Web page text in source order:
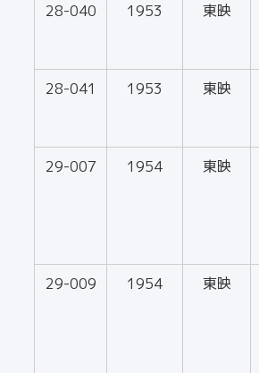
28-040 1953 東映
28-041 1953 東映
29-007 1954 東映
29-009 1954 東映